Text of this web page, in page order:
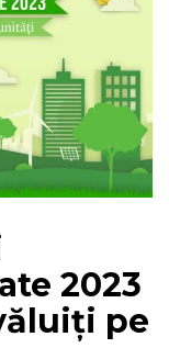
2023
pe